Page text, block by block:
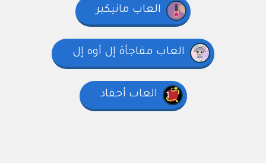
العاب مانيكير
العاب مفاجأة إل أوه إل
العاب أحفاد